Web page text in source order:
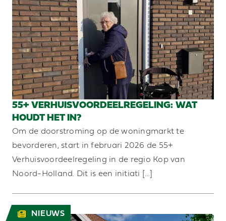
55+ VERHUISVOORDEELREGELING: WAT
HOUDT HET IN?
Om de doorstroming op de woningmarkt te
bevorderen, start in februari 2026 de 55+
Verhuisvoordeelregeling in de regio Kop van
Noord-Holland. Dit is een initiati […]
NIEUWS